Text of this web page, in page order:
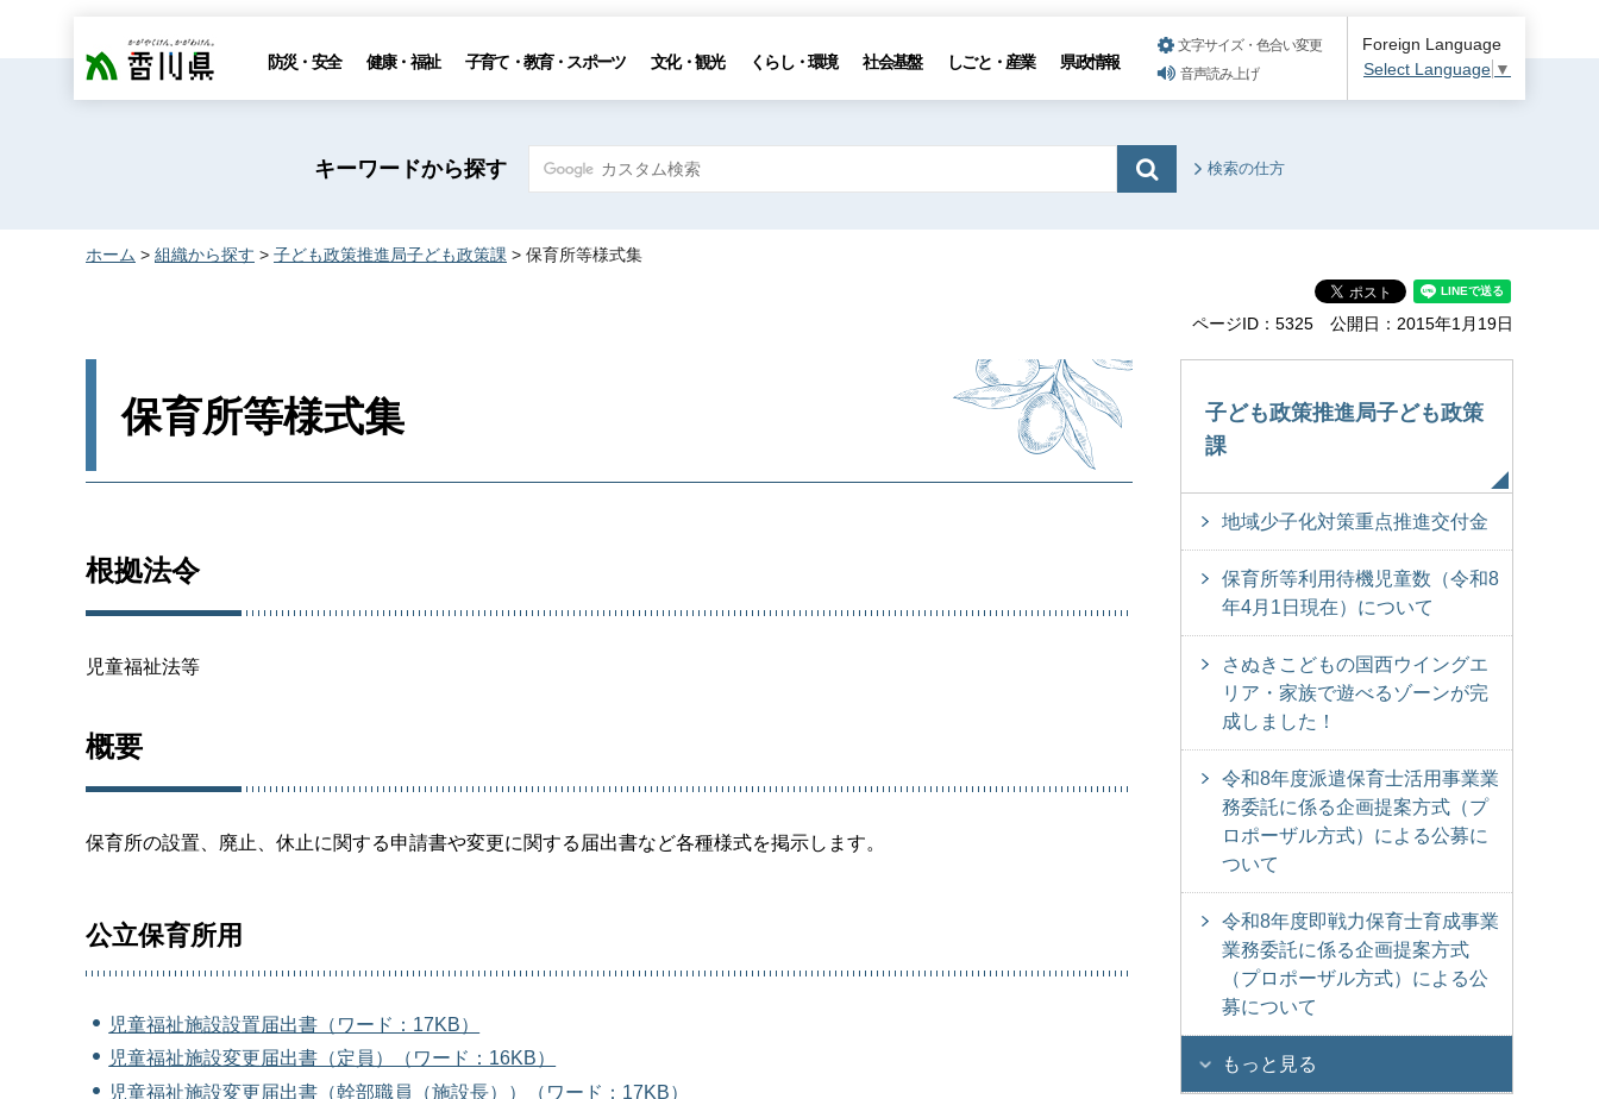
香川県 防災・安全 健康・福祉 子育て・教育・スポーツ 文化・観光 くらし・環境 社会基盤 しごと・産業 県政情報
文字サイズ・色合い変更
音声読み上げ
Foreign Language
Select Language ▼
キーワードから探す 検索の仕方
ホーム > 組織から探す > 子ども政策推進局子ども政策課 > 保育所等様式集
ページID：5325 公開日：2015年1月19日
保育所等様式集
根拠法令
児童福祉法等
概要
保育所の設置、廃止、休止に関する申請書や変更に関する届出書など各種様式を掲示します。
公立保育所用
児童福祉施設設置届出書（ワード：17KB）
児童福祉施設変更届出書（定員）（ワード：16KB）
児童福祉施設変更届出書（幹部職員（施設長））（ワード：17KB）
子ども政策推進局子ども政策
課
地域少子化対策重点推進交付金
保育所等利用待機児童数（令和8
年4月1日現在）について
さぬきこどもの国西ウイングエ
リア・家族で遊べるゾーンが完
成しました！
令和8年度派遣保育士活用事業業
務委託に係る企画提案方式（プ
ロポーザル方式）による公募に
ついて
令和8年度即戦力保育士育成事業
業務委託に係る企画提案方式
（プロポーザル方式）による公
募について
もっと見る